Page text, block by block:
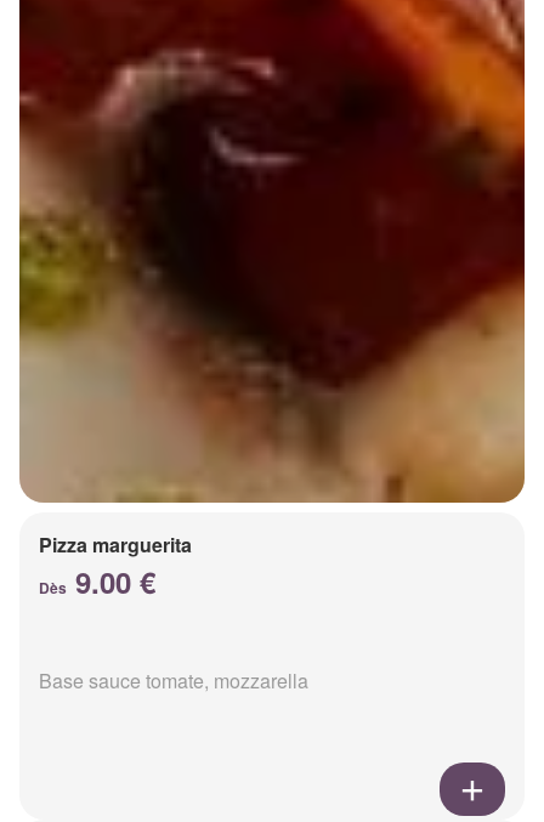
Pizza marguerita
Dès 9.00 €
Base sauce tomate, mozzarella